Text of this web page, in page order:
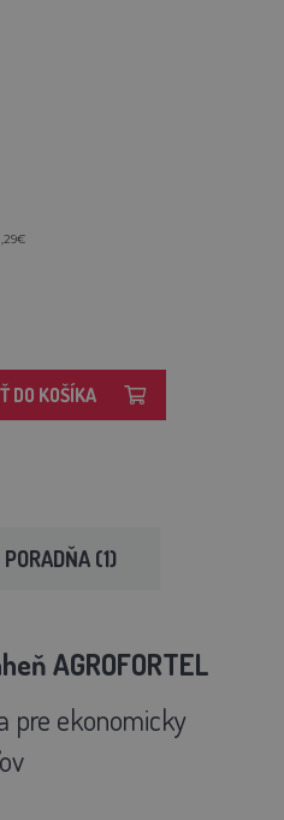
DO KOŠÍKA
PORADŇA (1)
AGROFORTEL
pre ekonomicky